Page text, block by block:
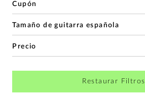
Cupón
Tamaño de guitarra española
Precio
Restaurar Filtros